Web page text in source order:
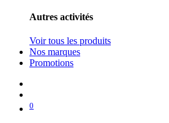
Autres activités
Voir tous les produits
Nos marques
Promotions
0